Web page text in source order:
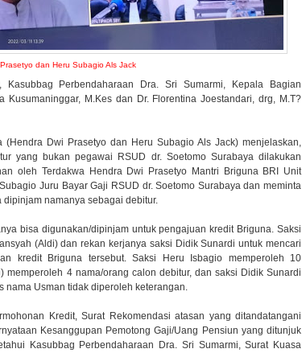
dan Heru Subagio Als Jack
Perbendaharaan Dra. Sri Sumarmi, Kepala Bagian
Kusumaninggar, M.Kes dan Dr. Florentina Joestandari, drg, M.T?
Dwi Prasetyo dan Heru Subagio Als Jack) menjelaskan,
yang bukan pegawai RSUD dr. Soetomo Surabaya dilakukan
oleh Terdakwa Hendra Dwi Prasetyo Mantri Briguna BRI Unit
Juru Bayar Gaji RSUD dr. Soetomo Surabaya dan meminta
namanya sebagai debitur.
bisa digunakan/dipinjam untuk pengajuan kredit Briguna. Saksi
(Aldi) dan rekan kerjanya saksi Didik Sunardi untuk mencari
kredit Briguna tersebut. Saksi Heru Isbagio memperoleh 10
memperoleh 4 nama/orang calon debitur, dan saksi Didik Sunardi
nama Usman tidak diperoleh keterangan.
Kredit, Surat Rekomendasi atasan yang ditandatangani
Kesanggupan Pemotong Gaji/Uang Pensiun yang ditunjuk
Kasubbag Perbendaharaan Dra. Sri Sumarmi, Surat Kuasa